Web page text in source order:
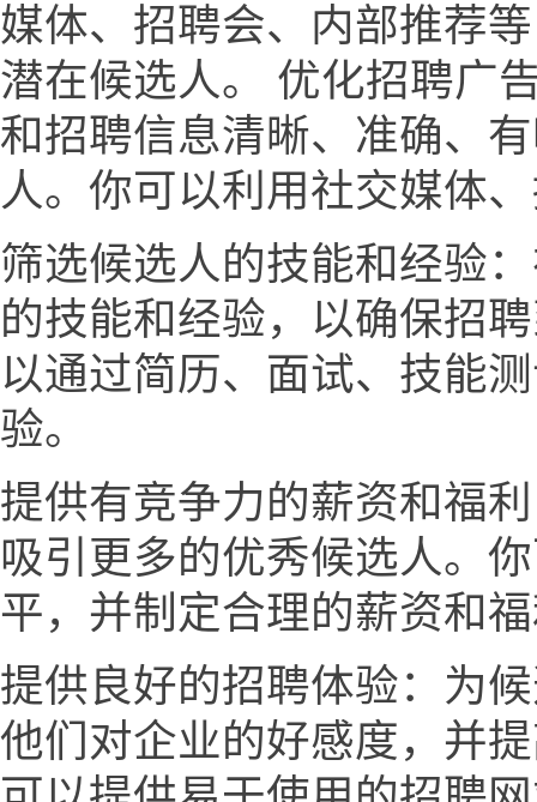
媒体、招聘会、内部推荐
潜在候选人。 优化招聘广
和招聘信息清晰、准确、
人。你可以利用社交媒体
筛选候选人的技能和经验
的技能和经验，以确保招
以通过简历、面试、技能
验。
提供有竞争力的薪资和福
吸引更多的优秀候选人。
平，并制定合理的薪资和
提供良好的招聘体验：为
他们对企业的好感度，并